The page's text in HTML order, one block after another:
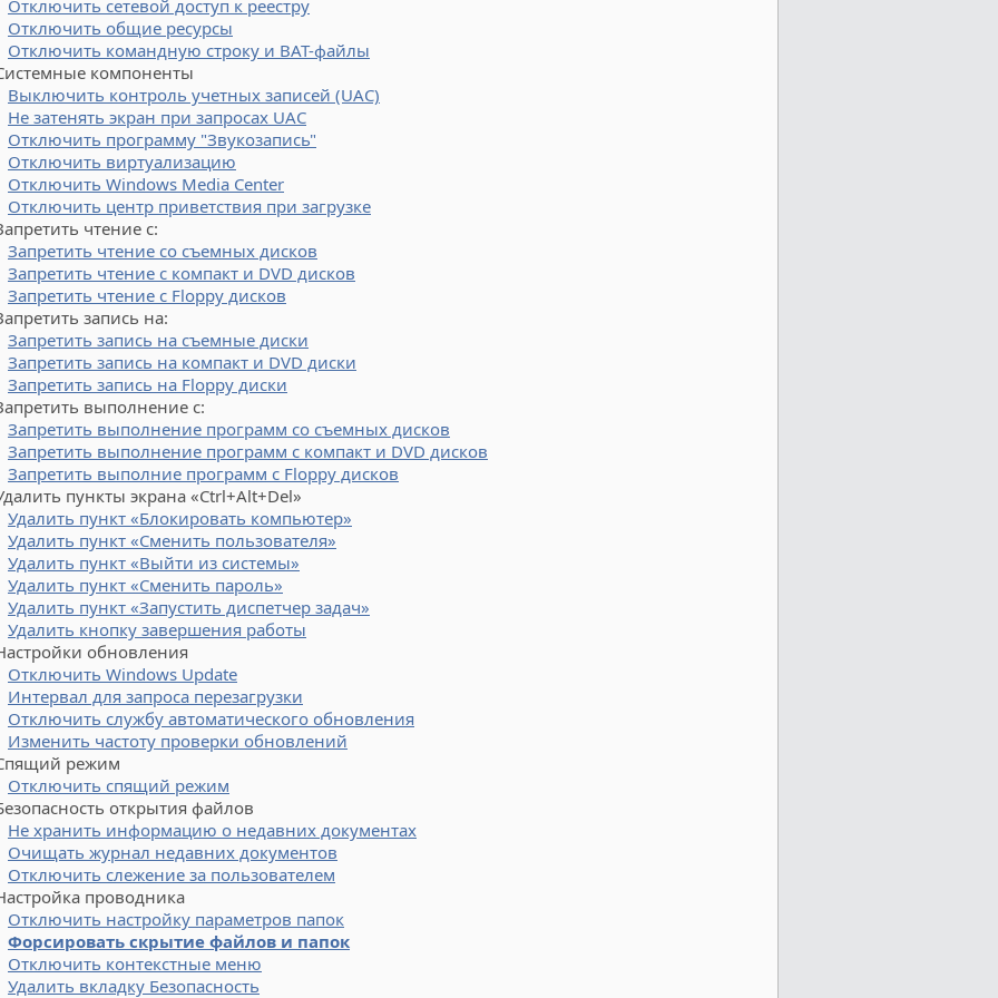
Отключить сетевой доступ к реестру
Отключить общие ресурсы
Отключить командную строку и BAT-файлы
компоненты
Выключить контроль учетных записей (UAC)
Не затенять экран при запросах UAC
Отключить программу "Звукозапись"
Отключить виртуализацию
Отключить Windows Media Center
Отключить центр приветствия при загрузке
чтение с:
Запретить чтение со съемных дисков
Запретить чтение с компакт и DVD дисков
Запретить чтение с Floppy дисков
запись на:
Запретить запись на съемные диски
Запретить запись на компакт и DVD диски
Запретить запись на Floppy диски
выполнение с:
Запретить выполнение программ со съемных дисков
Запретить выполнение программ с компакт и DVD дисков
Запретить выполние программ с Floppy дисков
пункты экрана «Ctrl+Alt+Del»
Удалить пункт «Блокировать компьютер»
Удалить пункт «Сменить пользователя»
Удалить пункт «Выйти из системы»
Удалить пункт «Сменить пароль»
Удалить пункт «Запустить диспетчер задач»
Удалить кнопку завершения работы
обновления
Отключить Windows Update
Интервал для запроса перезагрузки
Отключить службу автоматического обновления
Изменить частоту проверки обновлений
режим
Отключить спящий режим
открытия файлов
Не хранить информацию о недавних документах
Очищать журнал недавних документов
Отключить слежение за пользователем
проводника
Отключить настройку параметров папок
Форсировать скрытие файлов и папок
Отключить контекстные меню
Удалить вкладку Безопасность